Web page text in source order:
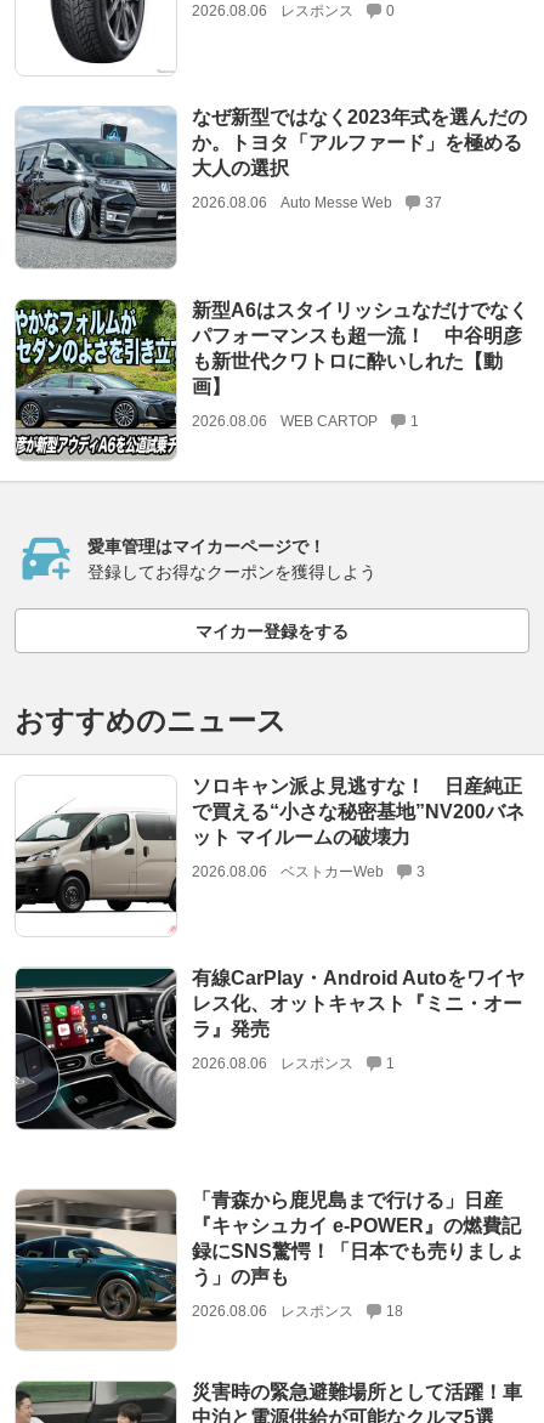
2026.08.06 レスポンス 0
なぜ新型ではなく2023年式を選んだの
か。トヨタ「アルファード」を極める
大人の選択
2026.08.06 Auto Messe Web 37
新型A6はスタイリッシュなだけでなく
パフォーマンスも超一流！ 中谷明彦
も新世代クワトロに酔いしれた【動
画】
2026.08.06 WEB CARTOP 1
愛車管理はマイカーページで！
登録してお得なクーポンを獲得しよう
マイカー登録をする
おすすめのニュース
ソロキャン派よ見逃すな！ 日産純正
で買える“小さな秘密基地”NV200バネ
ット マイルームの破壊力
2026.08.06 ベストカーWeb 3
有線CarPlay・Android Autoをワイヤ
レス化、オットキャスト『ミニ・オー
ラ』発売
2026.08.06 レスポンス 1
「青森から鹿児島まで行ける」日産
『キャシュカイ e-POWER』の燃費記
録にSNS驚愕！「日本でも売りましょ
う」の声も
2026.08.06 レスポンス 18
災害時の緊急避難場所として活躍！車
中泊と電源供給が可能なクルマ5選